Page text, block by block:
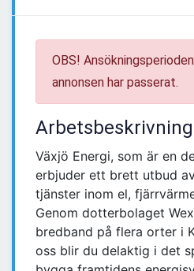
OBS!
annonsen har passerat.
Arbetsbeskrivning
Växjö Energi, som är en
erbjuder ett brett utbud
tjänster inom el,
Genom dotterbolaget
bredband på flera orter i
oss blir du delaktig i det